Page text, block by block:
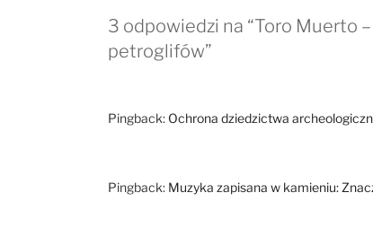
3 odpowiedzi na “Toro Muerto
petroglifów”
Pingback: Ochrona dziedzictwa
Pingback: Muzyka zapisana w kamieniu: